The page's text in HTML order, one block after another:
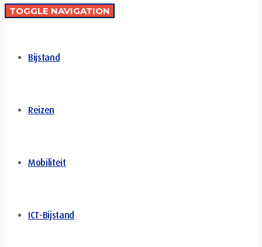
TOGGLE NAVIGATION
Bijstand
Reizen
Mobiliteit
ICT-Bijstand